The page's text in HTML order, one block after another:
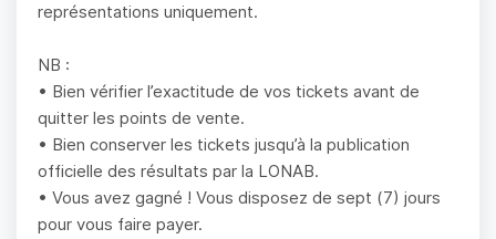
représentations uniquement.
NB :
• Bien vérifier l’exactitude de vos tickets avant de
quitter les points de vente.
• Bien conserver les tickets jusqu’à la publication
officielle des résultats par la LONAB.
• Vous avez gagné ! Vous disposez de sept (7) jours
pour vous faire payer.